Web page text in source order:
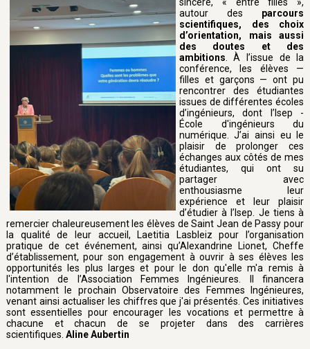
sincère, « entre filles »,
autour des parcours
scientifiques, des choix
d’orientation, mais aussi
des doutes et des
ambitions. À l’issue de la
conférence, les élèves —
filles et garçons — ont pu
rencontrer des étudiantes
issues de différentes écoles
d’ingénieurs, dont l’Isep -
École d'ingénieurs du
numérique. J’ai ainsi eu le
plaisir de prolonger ces
échanges aux côtés de mes
étudiantes, qui ont su
partager avec
enthousiasme leur
expérience et leur plaisir
d’étudier à l’Isep. Je tiens à
remercier chaleureusement les élèves de Saint Jean de Passy pour
la qualité de leur accueil, Laetitia Lasbleiz pour l’organisation
pratique de cet événement, ainsi qu’Alexandrine Lionet, Cheffe
d’établissement, pour son engagement à ouvrir à ses élèves les
opportunités les plus larges et pour le don qu'elle m'a remis à
l'intention de l’Association Femmes Ingénieures. Il financera
notamment le prochain Observatoire des Femmes Ingénieures,
venant ainsi actualiser les chiffres que j'ai présentés. Ces initiatives
sont essentielles pour encourager les vocations et permettre à
chacune et chacun de se projeter dans des carrières
scientifiques. Aline Aubertin